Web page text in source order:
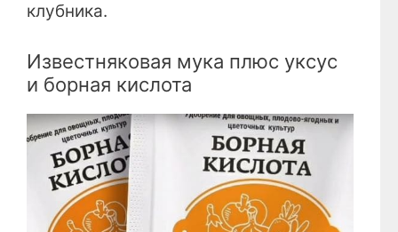
клубника.
Известняковая мука плюс уксус
и борная кислота